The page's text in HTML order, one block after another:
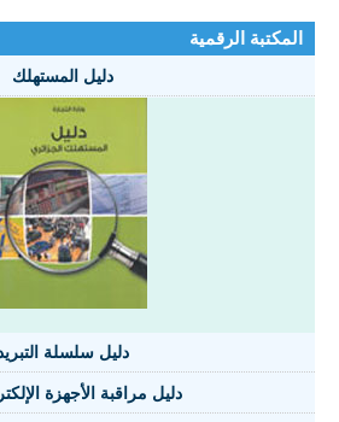
الرقمية
دليل المستهلك
دليل سلسلة التبريد
دليل مراقبة الأجهزة الإلكترومنزلية